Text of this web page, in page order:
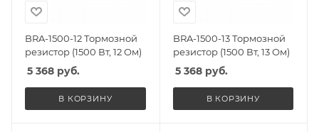
BRA-1500-12 Тормозной
резистор (1500 Вт, 12 Ом)
5 368 руб.
В КОРЗИНУ
BRA-1500-13 Тормозной
резистор (1500 Вт, 13 Ом)
5 368руб.
В КОРЗИНУ